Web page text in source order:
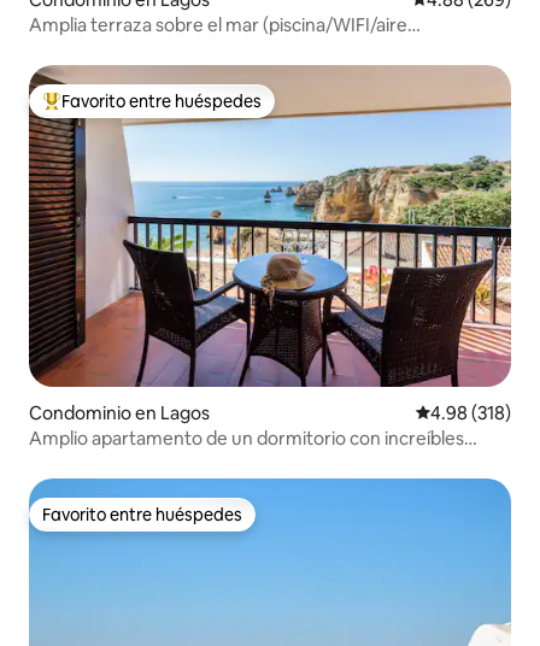
Amplia terraza sobre el mar (piscina/WIFI/aire
De los mejores en Favorito entre huéspedes
Favorito entre huéspedes
Condominio en Lagos Calificación
4.98 (318)
Amplio apartamento de un dormitorio con increíbles
Favorito entre huéspedes
Favorito entre huéspedes